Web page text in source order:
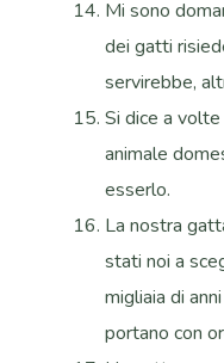
Mi sono
dei gatti
servirebbe,
Si dice a volte
animale
esserlo.
La nostra
stati noi a
migliaia di
portano con